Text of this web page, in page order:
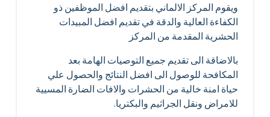
ويقوم المركز الالماني بتقديم افضل الموظفين ذو
الكفاءة العالية والدقة في تقديم افضل المبيدات
الحشرية المقدمة من المركز
بالاضاقة الى تقديم جميع التوصيات الهامة بعد
المكافحة للوصول الى افضل النتائج والحصول علي
حياة امنة خالية من الحشرات والافات الضارة المسيية
للامراض ونقل الجراثيم والبكتريا.